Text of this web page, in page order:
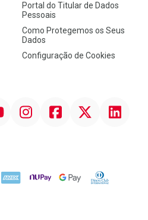
Portal do Titular de Dados
Pessoais
Como Protegemos os Seus
Dados
Configuração de Cookies
InstagramFacebookTwitter Linkedin
AMEX NuPay Google PayDiners Club